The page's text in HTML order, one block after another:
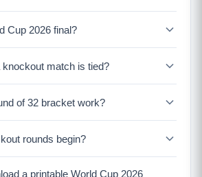
(24 teams) plus the 8 best third-
Cup 2026 final?
USA on July 19, 2026.
knockout match is tied?
the winner is decided by penalty
of 32 bracket work?
other. The bracket is structured so
group can't meet until later rounds.
rounds begin?
a printable World Cup 2026